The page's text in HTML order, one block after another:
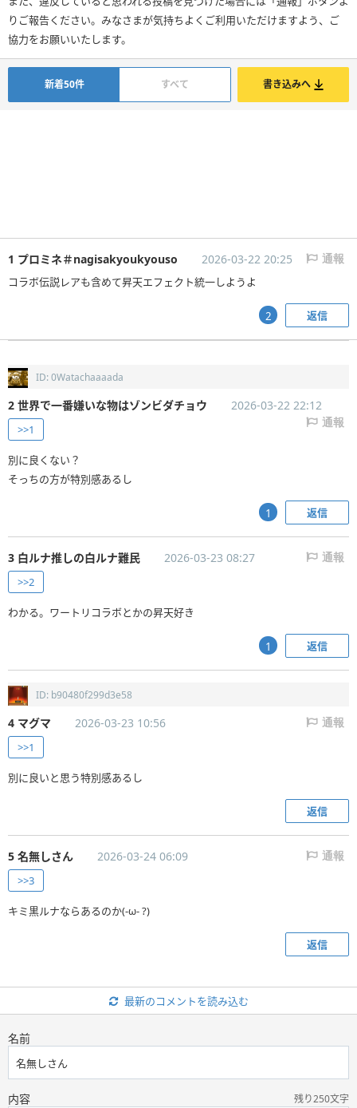
りご報告ください。みなさまが気持ちよくご利用いただけますよう、ご
協力をお願いいたします。
新着50件 すべて 書き込みへ
1 プロミネ＃nagisakyoukyouso 2026-03-22 20:25 通報
コラボ伝説レアも含めて昇天エフェクト統一しようよ
返信
2
ID: 0Watachaaaada
2 世界で一番嫌いな物はゾンビダチョウ 2026-03-22 22:12
通報
>>1
別に良くない？
そっちの方が特別感あるし
返信
1
3 白ルナ推しの白ルナ難民 2026-03-23 08:27 通報
>>2
わかる。ワートリコラボとかの昇天好き
返信
1
ID: b90480f299d3e58
4 マグマ 2026-03-23 10:56 通報
>>1
別に良いと思う特別感あるし
返信
5 名無しさん 2026-03-24 06:09 通報
>>3
キミ黒ルナならあるのか(-ω- ?)
返信
最新のコメントを読み込む
名前
内容 残り250文字